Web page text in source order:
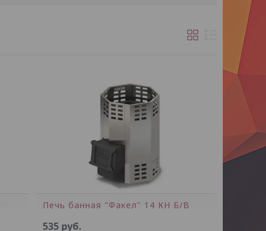
Печь банная "Факел" 14 КН Б/В
535 руб.